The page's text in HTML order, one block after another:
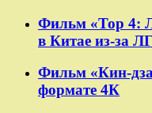
Фильм «Тор 4:
в Китае из-за
Фильм «Кин-
формате 4К